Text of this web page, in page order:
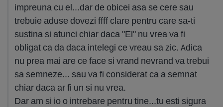
impreuna cu el...dar de obicei asa se cere sau
trebuie aduse dovezi ffff clare pentru care sa-ti
sustina si atunci chiar daca "El" nu vrea va fi
obligat ca da daca intelegi ce vreau sa zic. Adica
nu prea mai are ce face si vrand nevrand va trebui
sa semneze... sau va fi considerat ca a semnat
chiar daca ar fi un si nu vrea.
Dar am si io o intrebare pentru tine...tu esti sigura